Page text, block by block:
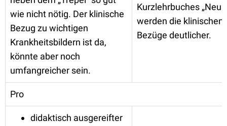
wie nicht nötig. Der klinische
Bezug zu wichtigen
Krankheitsbildern ist da,
könnte aber noch
umfangreicher sein.
Kurzlehrbuches
werden die klinischen
Bezüge deutlicher.
Pro
didaktisch ausgereifter